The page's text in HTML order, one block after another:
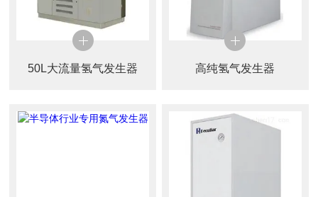
50L大流量氢气发生器 高纯氢气发生器